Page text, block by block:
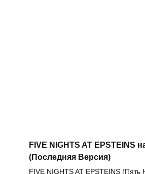
FIVE NIGHTS AT EPSTEINS
(Последняя Версия)
FIVE NIGHTS AT EPSTEINS (Пять